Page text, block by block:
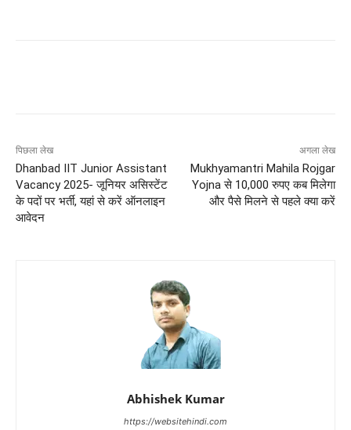
पिछला लेख
Dhanbad IIT Junior Assistant
Vacancy 2025- जूनियर असिस्टेंट
के पदों पर भर्ती, यहां से करें ऑनलाइन
आवेदन
अगला लेख
Mukhyamantri Mahila Rojgar
Yojna से 10,000 रुपए कब मिलेगा
और पैसे मिलने से पहले क्या करें
Abhishek Kumar
https://websitehindi.com